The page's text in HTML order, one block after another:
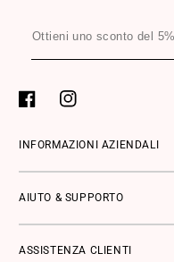
Ottieni
uno
del
FacebookInstagram
INFORMAZIONI AZIENDALI
AIUTO & SUPPORTO
ASSISTENZA CLIENTI